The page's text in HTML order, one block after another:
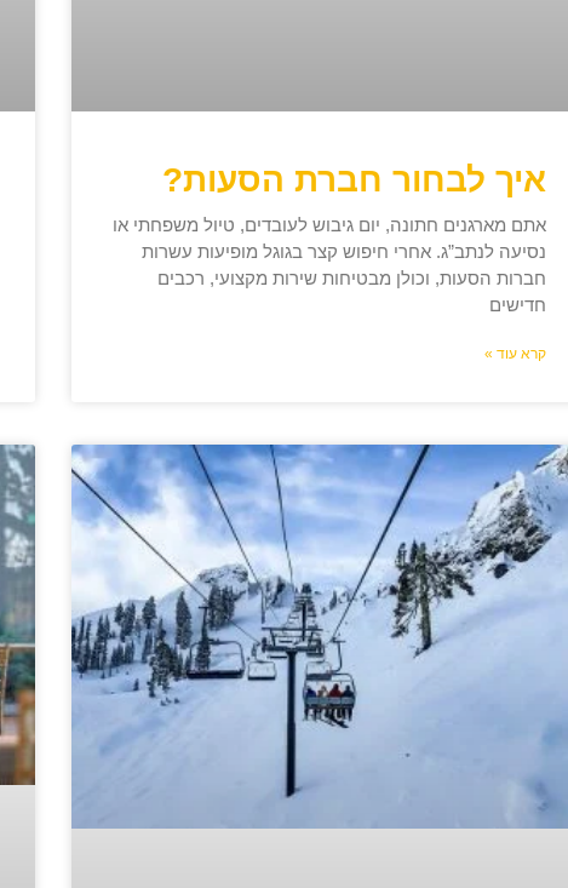
איך לבחור חברת הסעות?
אתם מארגנים חתונה, יום גיבוש לעובדים, טיול משפחתי או
נסיעה לנתב”ג. אחרי חיפוש קצר בגוגל מופיעות עשרות
חברות הסעות, וכולן מבטיחות שירות מקצועי, רכבים
חדישים
קרא עוד »